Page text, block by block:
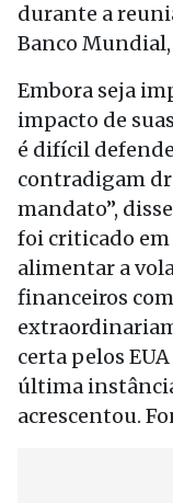
durante a
Banco
Embora seja
impacto de
é difícil
contradigam
mandato”,
foi criticado
alimentar a
financeiros
certa pelos
última
acrescentou.